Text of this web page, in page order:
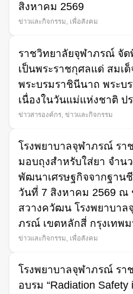
สิงหาคม 2569
ข่าวและกิจกรรม เพื่อสังคม
ราชวิทยาลัยจุฬาภรณ์ จั
เป็นพระราชกุศลแด่ สมเ
พระบรมราชินีนาถ พระ
เนื่องในวันแม่แห่งชาติ ป
ข่าวสารองค์กร ข่าวและกิจกรรม
โรงพยาบาลจุฬาภรณ์ รา
มอบถุงสำหรับใส่ยา จำน
พัฒนาเศรษฐกิจจากฐาน
วันที่ 7 สิงหาคม 2569 ณ
สวางควัฒน โรงพยาบา
ภรณ์ เขตหลักสี่ กรุงเทพ
ข่าวและกิจกรรม เพื่อสังคม
โรงพยาบาลจุฬาภรณ์ ร
อบรม “Radiation Safety